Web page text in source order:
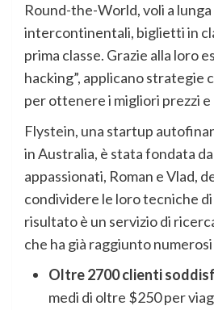
Round-the-World, voli a lunga
intercontinentali, biglietti in
prima classe. Grazie alla loro
hacking”, applicano strategie
per ottenere i migliori prezzi e
Flystein, una startup
in Australia, è stata fondata
appassionati, Roman e Vlad,
condividere le loro tecniche di
risultato è un servizio di
che ha già raggiunto
Oltre 2700 clienti
medi di oltre $250 per